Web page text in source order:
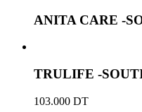
ANITA CARE -
TRULIFE -
103.000 DT